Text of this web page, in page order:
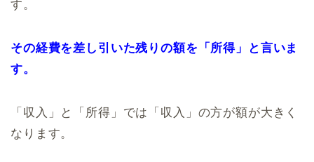
す。
その経費を差し引いた残りの額を「所得」と言いま
す。
「収入」と「所得」では「収入」の方が額が大きく
なります。